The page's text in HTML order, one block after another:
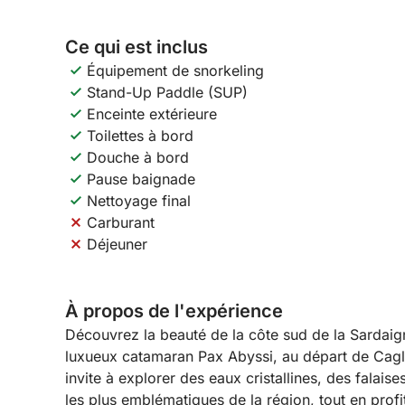
Ce qui est inclus
Équipement de snorkeling
Stand-Up Paddle (SUP)
Enceinte extérieure
Toilettes à bord
Douche à bord
Pause baignade
Nettoyage final
Carburant
Déjeuner
À propos de l'expérience
Découvrez la beauté de la côte sud de la
luxueux catamaran Pax Abyssi, au départ de
invite à explorer des eaux cristallines, des
les plus emblématiques de la région, tout en